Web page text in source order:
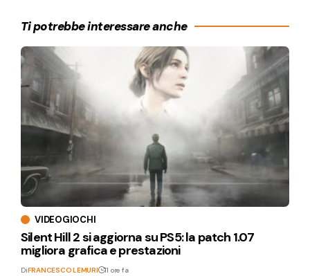
Ti potrebbe interessare anche
VIDEOGIOCHI
Silent Hill 2 si aggiorna su PS5: la patch 1.07
migliora grafica e prestazioni
DiFRANCESCO LEMURI 11 ore fa